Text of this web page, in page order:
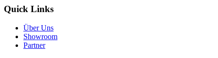
Quick Links
Über Uns
Showroom
Partner